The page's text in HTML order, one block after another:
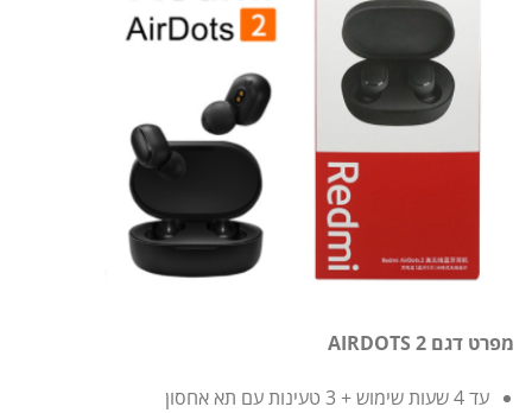
מפרט דגם AIRDOTS 2
עד 4 שעות שימוש + 3 טעינות עם תא אחסון